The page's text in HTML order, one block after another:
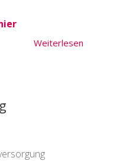
Weiterlesen